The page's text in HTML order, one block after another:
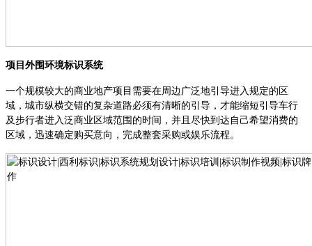
项目外围环境标识系统
一个规模较大的商业地产项目需要在周边广泛地引导进入规定的区
域，城市纵横交错的复杂道路必须有清晰的引导，才能缩短引导车行
及步行者进入泛商业区域范围 的 时间，并且尽快到达自己希望消费的
区域，迅速确定购买意向，完成整套采购或娱乐流程。